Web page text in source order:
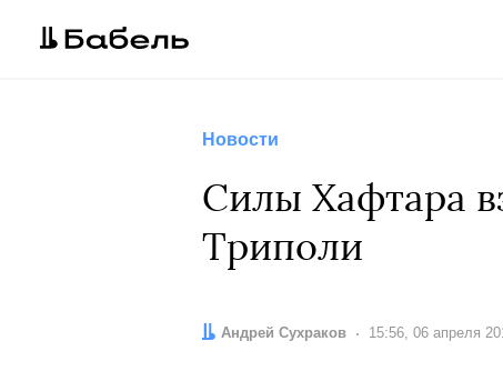
Новости
Силы Хафтара
Триполи
Автор:
Андрей Сухраков Дата:
15:56, 06 апреля